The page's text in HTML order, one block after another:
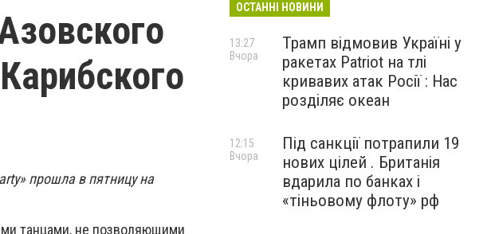
прошла в пятницу на
танцами, не позволяющими
ОСТАННІ НОВИНИ
Трамп відмовив Україні у
ракетах Patriot на тлі
кривавих атак Росії : Нас
розділяє океан
13:27
Вчора
Під санкції потрапили 19
нових цілей . Британія
вдарила по банках і
«тіньовому флоту» рф
12:15
Вчора